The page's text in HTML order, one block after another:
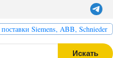
Siemens, ABB, Schnieder
Искать